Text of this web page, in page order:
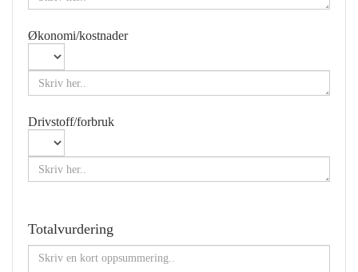
Økonomi/kostnader
Drivstoff/forbruk
Totalvurdering